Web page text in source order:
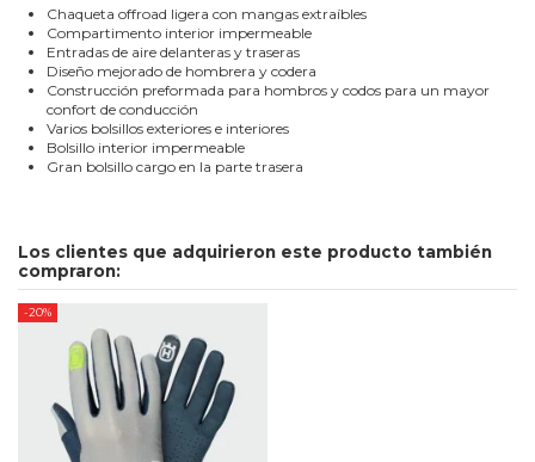
Chaqueta offroad ligera con mangas extraíbles
Compartimento interior impermeable
Entradas de aire delanteras y traseras
Diseño mejorado de hombrera y codera
Construcción preformada para hombros y codos para un mayor
confort de conducción
Varios bolsillos exteriores e interiores
Bolsillo interior impermeable
Gran bolsillo cargo en la parte trasera
Los clientes que adquirieron este producto también
compraron:
-20%